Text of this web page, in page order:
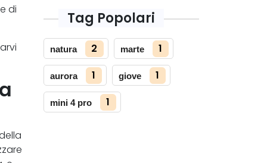
di
Tag Popolari
natura 2 marte 1
aurora 1 giove 1
mini 4 pro 1